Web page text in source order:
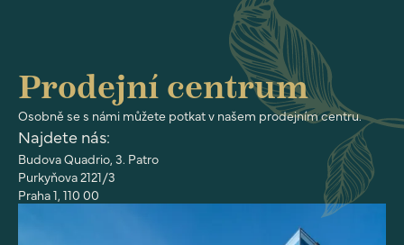
Prodejní centrum
Osobně se s námi můžete potkat v našem prodejním centru.
Najdete nás:
Budova Quadrio, 3. Patro
Purkyňova 2121/3
Praha 1, 110 00